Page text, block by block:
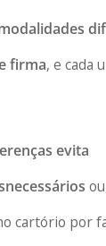
firma, e cada
evita
cartório por